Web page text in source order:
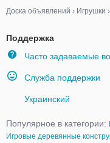
Доска объявлений › Игрушки ›
Поддержка
Часто задаваемые
Служба поддержки
Украинский
Популярное в категории:
Игровые деревянные